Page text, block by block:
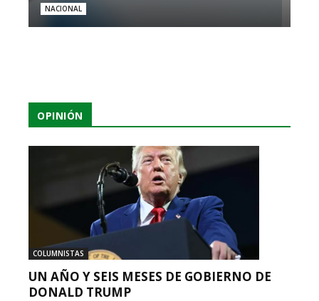
NACIONAL
OPINIÓN
COLUMNISTAS
UN AÑO Y SEIS MESES DE GOBIERNO DE
DONALD TRUMP